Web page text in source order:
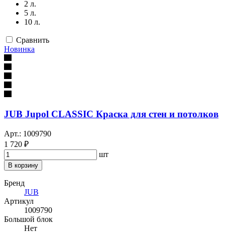
2 л.
5 л.
10 л.
Сравнить
Новинка
JUB Jupol CLASSIC Краска для стен и потолков
Арт.: 1009790
1 720 ₽
шт
В корзину
Бренд
JUB
Артикул
1009790
Большой блок
Нет